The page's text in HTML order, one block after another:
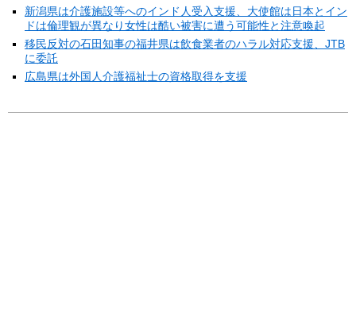
新潟県は介護施設等へのインド人受入支援、大使館は日本とイン
ドは倫理観が異なり女性は酷い被害に遭う可能性と注意喚起
移民反対の石田知事の福井県は飲食業者のハラル対応支援、JTB
に委託
広島県は外国人介護福祉士の資格取得を支援